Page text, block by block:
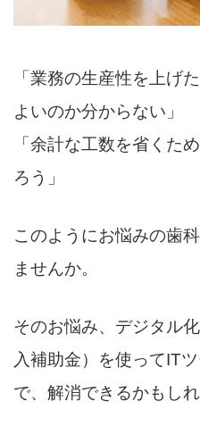
「業務の生産性を上げ
よいのか分からない」
「余計な工数を省くた
ろう」
このようにお悩みの歯
ませんか。
そのお悩み、デジタル
入補助金）を使ってIT
で、解消できるかもしれ